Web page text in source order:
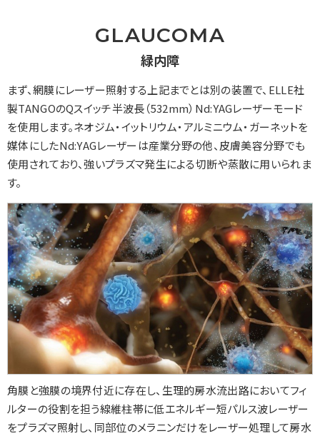
GLAUCOMA
緑内障
まず、網膜にレーザー照射する上記までとは別の装置で、ELLE社
製TANGOのQスイッチ半波長（532mm）Nd:YAGレーザーモード
を使用します。ネオジム・イットリウム・アルミニウム・ガーネットを
媒体にしたNd:YAGレーザーは産業分野の他、皮膚美容分野でも
使用されており、強いプラズマ発生による切断や蒸散に用いられま
す。
角膜と強膜の境界付近に存在し、生理的房水流出路においてフィ
ルターの役割を担う線維柱帯に低エネルギー短パルス波レーザー
をプラズマ照射し、同部位のメラニンだけをレーザー処理して房水